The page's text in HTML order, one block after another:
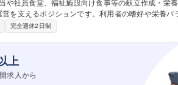
を支えるポジションです。利用者の嗜好や栄養バ
補助/書類作成・記録業務【活かせるスキル】給食
工程の把握、記録作成の正確性、現場との連携力など 募
】献立作成・品質管理を担う中核職
完全週休2日制
上
求人から